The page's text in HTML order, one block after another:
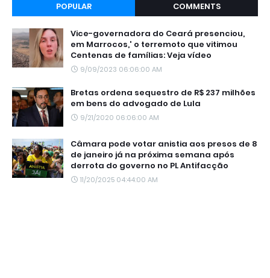
POPULAR COMMENTS
Vice-governadora do Ceará presenciou,
em Marrocos,' o terremoto que vitimou
Centenas de famílias: Veja vídeo
9/09/2023 06:06:00 AM
Bretas ordena sequestro de R$ 237 milhões
em bens do advogado de Lula
9/21/2020 06:06:00 AM
Câmara pode votar anistia aos presos de 8
de janeiro já na próxima semana após
derrota do governo no PL Antifacção
11/20/2025 04:44:00 AM